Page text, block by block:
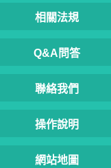
相關法規
Q&A問答
聯絡我們
操作說明
網站地圖